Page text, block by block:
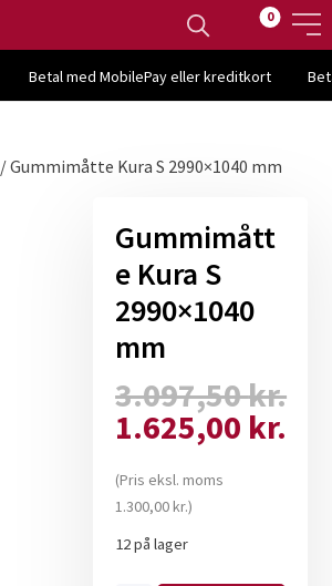
Betal med MobilePay eller kreditkort
0
/ Gummimåtte Kura S 2990×1040 mm
Gummimått
e Kura S
2990×1040
mm
3.097,50kr.
Den
oprindelige
pris
var:
3.097,50 kr..
1.625,00 kr.
aktuelle
pris
er:
1.625,00 kr..
(Pris eksl. moms
1.300,00kr.)
12 på lager